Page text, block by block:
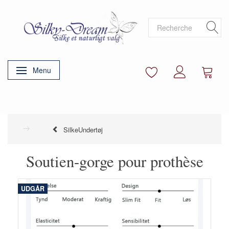
Basculer la navigation
Menu
SilkeUndertøj
Soutien-gorge pour prothèse
UDGÅR